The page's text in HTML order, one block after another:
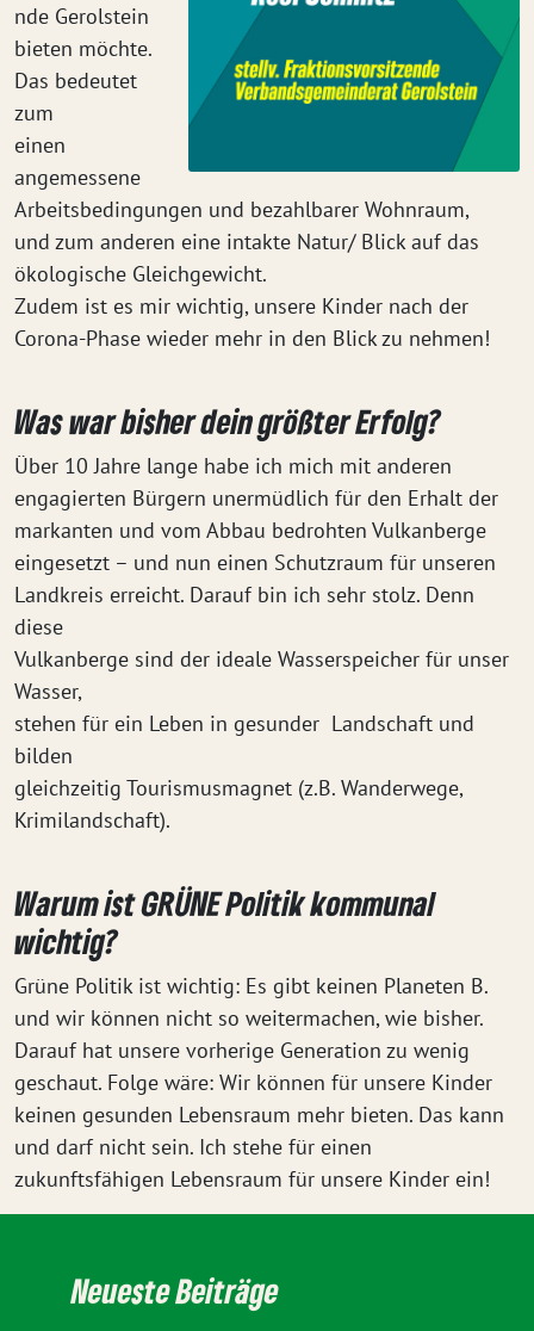
nde Gerolstein
bieten möchte.
Das bedeutet
zum
einen
angemessene
Arbeitsbedingungen und bezahlbarer Wohnraum,
und zum anderen eine intakte Natur/ Blick auf das
ökologische Gleichgewicht.
Zudem ist es mir wichtig, unsere Kinder nach der
Corona-Phase wieder mehr in den Blick zu nehmen!
Was war bisher dein größter Erfolg?
Über 10 Jahre lange habe ich mich mit anderen
engagierten Bürgern unermüdlich für den Erhalt der
markanten und vom Abbau bedrohten Vulkanberge
eingesetzt – und nun einen Schutzraum für unseren
Landkreis erreicht. Darauf bin ich sehr stolz. Denn
diese
Vulkanberge sind der ideale Wasserspeicher für unser
Wasser,
stehen für ein Leben in gesunder Landschaft und
bilden
gleichzeitig Tourismusmagnet (z.B. Wanderwege,
Krimilandschaft).
Warum ist GRÜNE Politik kommunal
wichtig?
Grüne Politik ist wichtig: Es gibt keinen Planeten B.
und wir können nicht so weitermachen, wie bisher.
Darauf hat unsere vorherige Generation zu wenig
geschaut. Folge wäre: Wir können für unsere Kinder
keinen gesunden Lebensraum mehr bieten. Das kann
und darf nicht sein. Ich stehe für einen
zukunftsfähigen Lebensraum für unsere Kinder ein!
Neueste Beiträge